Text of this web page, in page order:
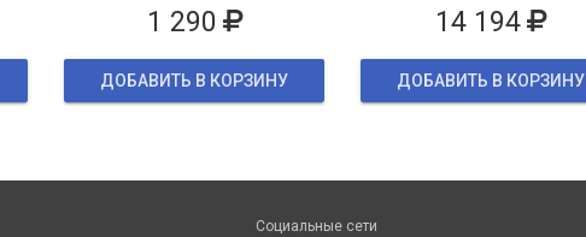
1 290
ДОБАВИТЬ В КОРЗИНУ
14 194
ДОБАВИТЬ В КОРЗИНУ
Социальные сети